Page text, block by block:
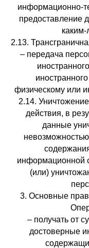
информационно-
предоставление
2.13.
– передача
физическому или
2.14.
действия, в
данные
информационной
(или)
3. Основные
– получать от
достоверные